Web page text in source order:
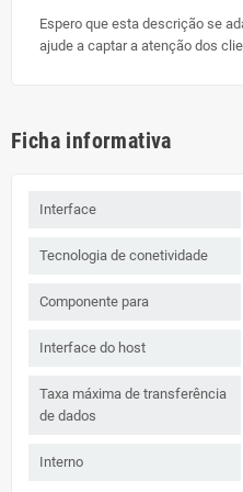
Espero que esta descrição se
ajude a captar a atenção dos
Ficha informativa
Interface
Tecnologia de conetividade
Componente para
Interface do host
Taxa máxima de transferência
de dados
Interno